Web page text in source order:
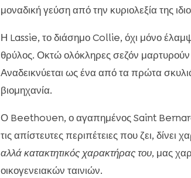
μοναδική γεύση από την κυριολεξία της
Η Lassie, το διάσημο Collie, όχι μόνο
θρύλος. Οκτώ ολόκληρες σεζόν μαρτυρούν
Αναδεικνύεται ως ένα από τα πρώτα
βιομηχανία.
Ο Beethoven, ο αγαπημένος Saint
τις απίστευτες περιπέτειες που ζει,
αλλά κατακτητικός χαρακτήρας του, μας
οικογενειακών ταινιών.